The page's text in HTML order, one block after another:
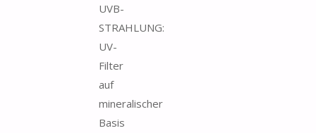
UVB-
STRAHLUNG:
UV-
Filter
auf
mineralischer
Basis